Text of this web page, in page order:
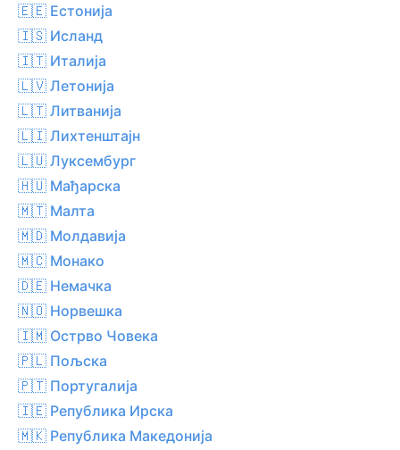
🇪🇪 Естонија
🇮🇸 Исланд
🇮🇹 Италија
🇱🇻 Летонија
🇱🇹 Литванија
🇱🇮 Лихтенштајн
🇱🇺 Луксембург
🇭🇺 Мађарска
🇲🇹 Малта
🇲🇩 Молдавија
🇲🇨 Монако
🇩🇪 Немачка
🇳🇴 Норвешка
🇮🇲 Острво Човека
🇵🇱 Пољска
🇵🇹 Португалија
🇮🇪 Република Ирска
🇲🇰 Република Македонија